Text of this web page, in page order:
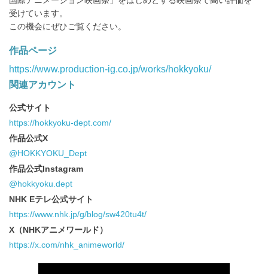
受けています。
この機会にぜひご覧ください。
作品ページ
https://www.production-ig.co.jp/works/hokkyoku/
関連アカウント
公式サイト
https://hokkyoku-dept.com/
作品公式X
@HOKKYOKU_Dept
作品公式Instagram
@hokkyoku.dept
NHK Eテレ公式サイト
https://www.nhk.jp/g/blog/sw420tu4t/
X（NHKアニメワールド）
https://x.com/nhk_animeworld/